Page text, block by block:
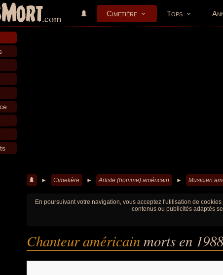
.com Cimetière Tops
► Cimetière ► Artiste (homme) américain ► Musicien
En poursuivant votre navigation, vous acceptez l'utilisation de
contenus ou publicités adaptés
Chanteur américainmorts en 1988